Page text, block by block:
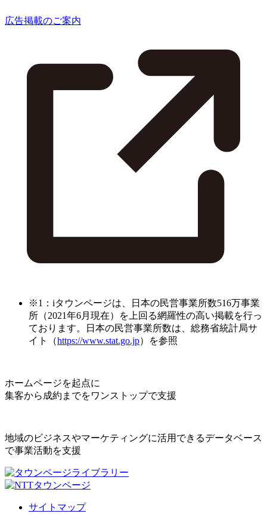
広告掲載のご案内
※1：iタウンページは、日本の民営事業所数516万事業
所（2021年6月現在）を上回る網羅性の高い掲載を行っ
ております。日本の民営事業所数は、総務省統計局サ
イト（https://www.stat.go.jp）を参照
ホームページを起点に
集客から成約までをワンストップで支援
地域のビジネスやマーケティングに活用できるデータベース
で事業活動を支援
サイトマップ